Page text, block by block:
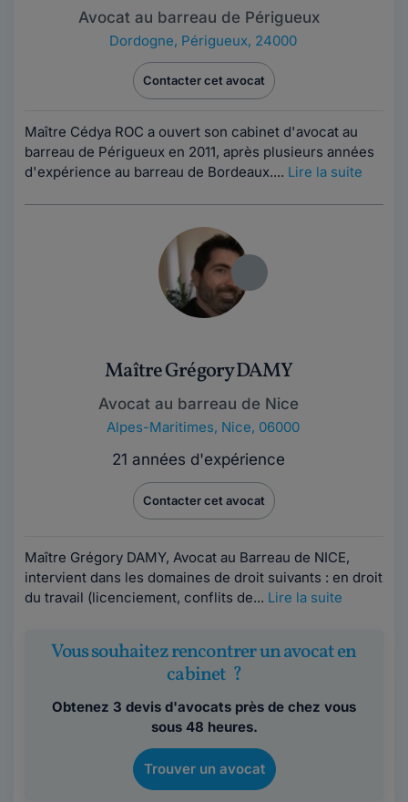
Avocat au barreau de Périgueux
Dordogne, Périgueux, 24000
Contacter cet avocat
Maître Cédya ROC a ouvert son cabinet d'avocat au
barreau de Périgueux en 2011, après plusieurs années
d'expérience au barreau de Bordeaux.... Lire la suite
Maître Grégory DAMY
Avocat au barreau de Nice
Alpes-Maritimes, Nice, 06000
21 années d'expérience
Contacter cet avocat
Maître Grégory DAMY, Avocat au Barreau de NICE,
intervient dans les domaines de droit suivants : en droit
du travail (licenciement, conflits de... Lire la suite
Vous souhaitez rencontrer un avocat en
cabinet ?
Obtenez 3 devis d'avocats près de chez vous
sous 48 heures.
Trouver un avocat